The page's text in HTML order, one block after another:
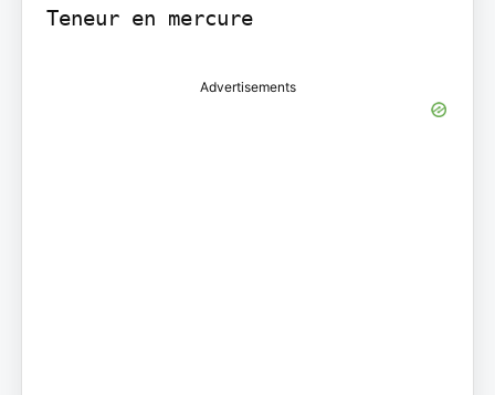
Teneur en mercure
Advertisements